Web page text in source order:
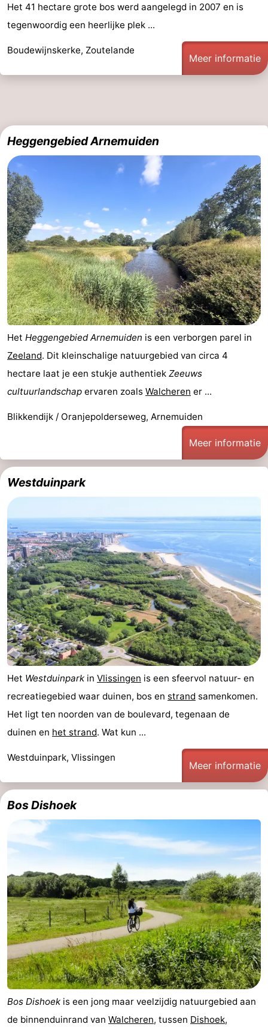
Het 41 hectare grote bos werd aangelegd in 2007 en is
tegenwoordig een heerlijke plek ...
Boudewijnskerke, Zoutelande
Meer informatie
Heggengebied Arnemuiden
Het Heggengebied Arnemuiden is een verborgen parel in
Zeeland. Dit kleinschalige natuurgebied van circa 4
hectare laat je een stukje authentiek Zeeuws
cultuurlandschap ervaren zoals Walcheren er ...
Blikkendijk / Oranjepolderseweg, Arnemuiden
Meer informatie
Westduinpark
Het Westduinpark in Vlissingen is een sfeervol natuur- en
recreatiegebied waar duinen, bos en strand samenkomen.
Het ligt ten noorden van de boulevard, tegenaan de
duinen en het strand. Wat kun ...
Westduinpark, Vlissingen
Meer informatie
Bos Dishoek
Bos Dishoek is een jong maar veelzijdig natuurgebied aan
de binnenduinrand van Walcheren, tussen Dishoek,